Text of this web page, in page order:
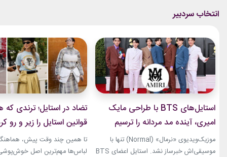
استایل‌های BTS با طراحی مایک
امیری، آینده مد مردانه را ترسیم
کردند
موزیک‌ویدیوی «نرمال» (Normal) تنها با
موسیقی‌اش خبرساز نشد. استایل اعضای BTS
تضاد در استایل؛ ترندی
قوانین استایل را زیر و رو
تا همین چند وقت پیش،
لباس‌ها مهم‌ترین اصل خوش‌پوشی